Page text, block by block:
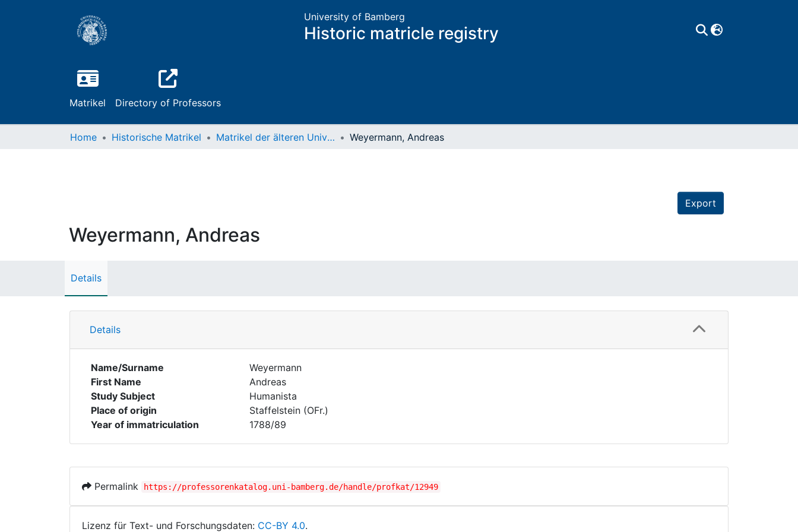
University of Bamberg
Historic matricle registry
Matrikel Directory of Professors
Home Historische Matrikel Matrikel der älteren Universität Weyermann, Andreas
Export
Weyermann, Andreas
Details
Details
Name/Surname
Weyermann
First Name
Andreas
Study Subject
Humanista
Place of origin
Staffelstein (OFr.)
Year of immatriculation
1788/89
Permalink https://professorenkatalog.uni-bamberg.de/handle/profkat/12949
Lizenz für Text- und Forschungsdaten: CC-BY 4.0.